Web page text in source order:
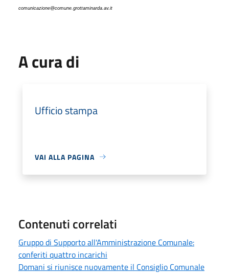
comunicazione@comune.grottaminarda.av.it
A cura di
Ufficio stampa
VAI ALLA PAGINA
Contenuti correlati
Gruppo di Supporto all'Amministrazione Comunale:
conferiti quattro incarichi
Domani si riunisce nuovamente il Consiglio Comunale